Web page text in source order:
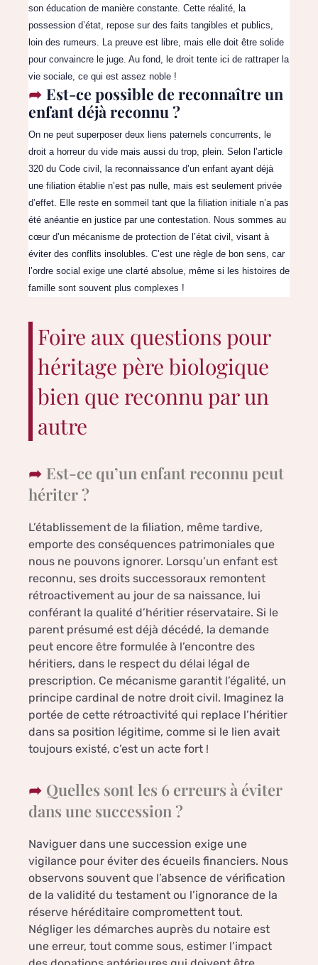
son éducation de manière constante. Cette réalité, la
possession d’état, repose sur des faits tangibles et publics,
loin des rumeurs. La preuve est libre, mais elle doit être solide
pour convaincre le juge. Au fond, le droit tente ici de rattraper la
vie sociale, ce qui est assez noble !
Est-ce possible de reconnaître un
enfant déjà reconnu ?
On ne peut superposer deux liens paternels concurrents, le
droit a horreur du vide mais aussi du trop, plein. Selon l’article
320 du Code civil, la reconnaissance d’un enfant ayant déjà
une filiation établie n’est pas nulle, mais est seulement privée
d’effet. Elle reste en sommeil tant que la filiation initiale n’a pas
été anéantie en justice par une contestation. Nous sommes au
cœur d’un mécanisme de protection de l’état civil, visant à
éviter des conflits insolubles. C’est une règle de bon sens, car
l’ordre social exige une clarté absolue, même si les histoires de
famille sont souvent plus complexes !
Foire aux questions pour
héritage père biologique
bien que reconnu par un
autre
Est-ce qu’un enfant reconnu peut
hériter ?
L’établissement de la filiation, même tardive,
emporte des conséquences patrimoniales que
nous ne pouvons ignorer. Lorsqu’un enfant est
reconnu, ses droits successoraux remontent
rétroactivement au jour de sa naissance, lui
conférant la qualité d’héritier réservataire. Si le
parent présumé est déjà décédé, la demande
peut encore être formulée à l’encontre des
héritiers, dans le respect du délai légal de
prescription. Ce mécanisme garantit l’égalité, un
principe cardinal de notre droit civil. Imaginez la
portée de cette rétroactivité qui replace l’héritier
dans sa position légitime, comme si le lien avait
toujours existé, c’est un acte fort !
Quelles sont les 6 erreurs à éviter
dans une succession ?
Naviguer dans une succession exige une
vigilance pour éviter des écueils financiers. Nous
observons souvent que l’absence de vérification
de la validité du testament ou l’ignorance de la
réserve héréditaire compromettent tout.
Négliger les démarches auprès du notaire est
une erreur, tout comme sous, estimer l’impact